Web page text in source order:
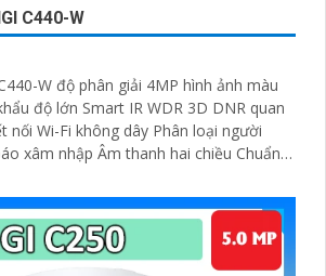
C440-W
W độ phân giải 4MP hình ảnh màu
độ lớn Smart IR WDR 3D DNR quan
nối Wi-Fi không dây Phân loại người
xâm nhập Âm thanh hai chiều Chuẩn